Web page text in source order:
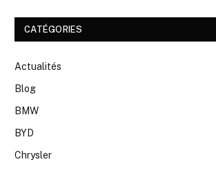
CATÉGORIES
Actualités
Blog
BMW
BYD
Chrysler